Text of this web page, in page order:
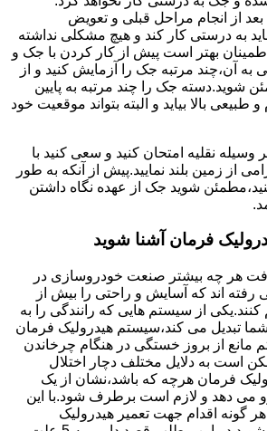
از انجام مراحل قبلی و تعویض
به درستی کار کند و هیچ مشکلی نداشته
اطمینان بهتر است پیش از کار کردن با جک و
به آن،چند مرتبه جک را آزمایش کنید و از
جک را چند مرتبه به پایین
طبیعی بالا بیاید و البته بتواند موقعیت خود
نقلیه امتحان کنید و سعی کنید با
از زمین بلند نمایید.پیش از آنکه به طور
شوید جک از عهده نگاه داشتن
هر چه بیشتر صنعت خودروسازی در
رفته اند که آسایش و راحتی را بیش از
کنند.یکی از سیستم هایی که رانندگی را به
تبدیل می کند،سیستم هیدرولیک فرمان
مانع از بروز خستگی در هنگام چرخاندن
است به دلایل مختلف دچار اختلال
فرمان هرچه که باشد،نشان از یک
می دهد و لازم است برطرف شود.با این
گونه اقدام جهت تعمیر هیدرولیک